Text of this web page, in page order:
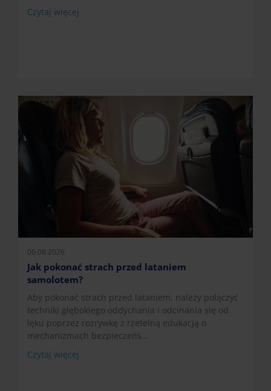
Czytaj więcej
06.08.2026
Jak pokonać strach przed lataniem
samolotem?
Aby pokonać strach przed lataniem, należy połączyć
techniki głębokiego oddychania i odcinania się od
lęku poprzez rozrywkę z rzetelną edukacją o
mechanizmach bezpieczeńs…
Czytaj więcej